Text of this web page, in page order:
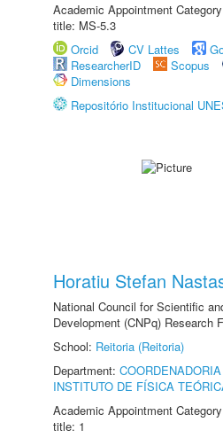
Academic Appointment
title: MS-5.3
Orcid
CV Lattes
ResearcherID
Scopus
Dimensions
Repositório Institucional
Horatiu Stefan
National Council for Scientific
Development (CNPq) Research
School: Reitoria (Reitoria)
Department:
INSTITUTO DE FÍSICA
Academic Appointment
title: 1